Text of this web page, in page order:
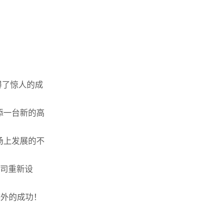
惊人的成
台新的高
发展的不
重新设
的成功！